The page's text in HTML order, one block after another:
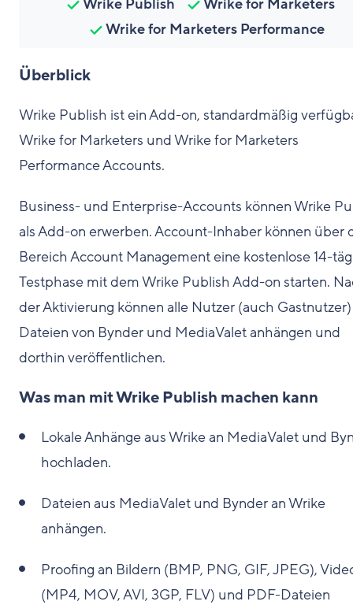
Wrike Publish
Wrike for Marketers
Wrike for Marketers Performance
Überblick
Wrike Publish ist ein Add-on, standardmäßig
Wrike for Marketers und Wrike for Marketers
Performance Accounts.
Business- und Enterprise-Accounts können Wrike
als Add-on erwerben. Account-Inhaber können über
Bereich Account Management eine kostenlose 14-
Testphase mit dem Wrike Publish Add-on starten.
der Aktivierung können alle Nutzer (auch Gastnutzer)
Dateien von Bynder und MediaValet anhängen und
dorthin veröffentlichen.
Was man mit Wrike Publish machen kann
Lokale Anhänge aus Wrike an MediaValet und
hochladen.
Dateien aus MediaValet und Bynder an Wrike
anhängen.
Proofing an Bildern (BMP, PNG, GIF, JPEG),
(MP4, MOV, AVI, 3GP, FLV) und PDF-Dateien